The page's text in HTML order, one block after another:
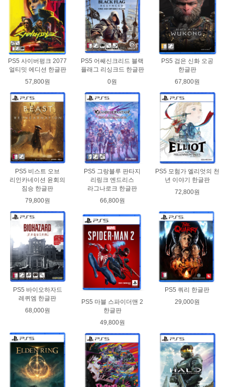
PS5 사이버펑크 2077
얼티밋 에디션 한글판
57,800원
PS5 어쌔신크리드 블랙
플래그 리싱크드 한글판
0원
PS5 검은 신화 오공
한글판
67,800원
PS5 비스트 오브
리인카네이션 윤회의
짐승 한글판
79,800원
PS5 그랑블루 판타지
리링크 엔드리스
라그나로크 한글판
66,800원
PS5 모험가 엘리엇의 천
년 이야기 한글판
72,800원
PS5 바이오하자드
레퀴엠 한글판
68,000원
PS5 마블 스파이더맨 2
한글판
49,800원
PS5 쿼리 한글판
29,000원